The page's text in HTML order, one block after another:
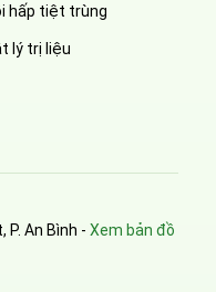
hấp tiệt trùng
lý trị liệu
P. An Bình - Xem bản đồ